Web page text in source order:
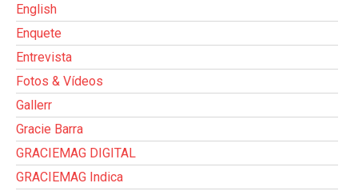
English
Enquete
Entrevista
Fotos & Vídeos
Gallerr
Gracie Barra
GRACIEMAG DIGITAL
GRACIEMAG Indica